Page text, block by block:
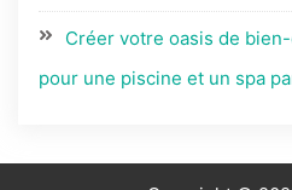
Créer votre oasis de
pour une piscine et un spa